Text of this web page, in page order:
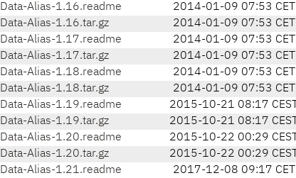
Data-Alias-1.16.readme 2014-01-09 07:53 CET
Data-Alias-1.16.tar.gz
2014-01-09 07:53 CET
Data-Alias-1.17.readme
2014-01-09 07:53 CET
Data-Alias-1.17.tar.gz
2014-01-09 07:53 CET
Data-Alias-1.18.readme
2014-01-09 07:53 CET
Data-Alias-1.18.tar.gz
2014-01-09 07:53 CET
Data-Alias-1.19.readme
2015-10-21 08:17 CEST
Data-Alias-1.19.tar.gz
2015-10-21 08:17 CEST
Data-Alias-1.20.readme
2015-10-22 00:29 CEST
Data-Alias-1.20.tar.gz
2015-10-22 00:29 CEST
Data-Alias-1.21.readme
2017-12-08 09:17 CET